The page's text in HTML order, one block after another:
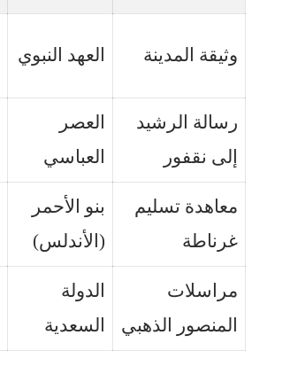
وثيقة المدينة العهد النبوي
رسالة الرشيد
إلى نقفور
العصر
العباسي
معاهدة تسليم
غرناطة
بنو الأحمر
(الأندلس)
مراسلات
المنصور الذهبي
الدولة
السعدية